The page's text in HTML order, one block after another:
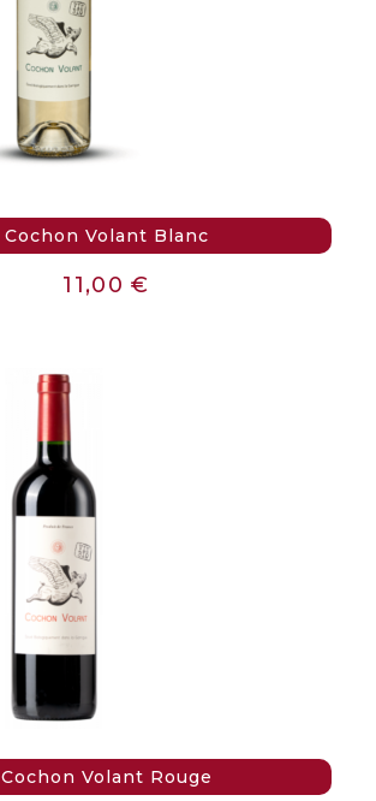
Cochon Volant Blanc
11,00€
Cochon Volant Rouge